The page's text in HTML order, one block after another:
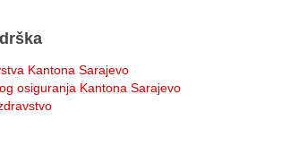
Kantona Sarajevo
osiguranja Kantona Sarajevo